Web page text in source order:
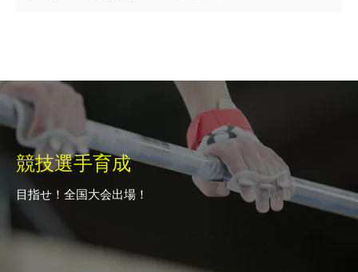
競技選手育成
目指せ！全国大会出場！